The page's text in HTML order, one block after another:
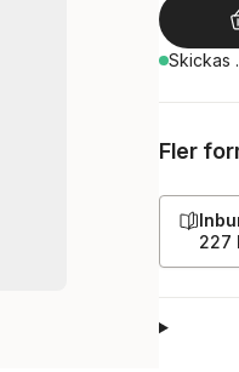
Skickas .
Fler
227